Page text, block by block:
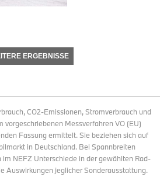
ERGEBNISSE
CO2-Emissionen, Stromverbrauch und
vorgeschriebenen Messverfahren VO (EU)
Fassung ermittelt. Sie beziehen sich auf
in Deutschland. Bei Spannbreiten
NEFZ Unterschiede in der gewählten Rad-
Auswirkungen jeglicher Sonderausstattung.